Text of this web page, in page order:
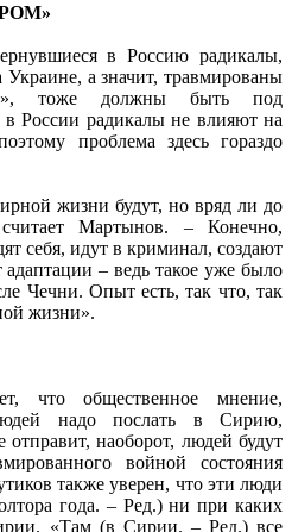
в Россию радикалы,
Украине, а значит, травмированы
тоже должны быть под
России радикалы не влияют на
проблема здесь гораздо
жизни будут, но вряд ли до
Мартынов. – Конечно,
себя, идут в криминал, создают
– ведь такое уже было
Чечни. Опыт есть, так что, так
жизни».
что общественное мнение,
надо послать в Сирию,
наоборот, людей будут
войной состояния
также уверен, что эти люди
года. – Ред.) ни при каких
«Там (в Сирии. – Ред.) все